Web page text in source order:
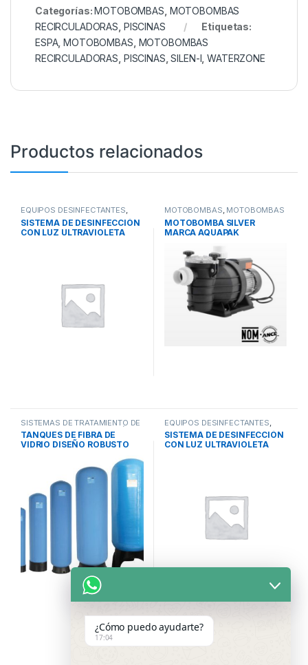
Categorías:MOTOBOMBAS MOTOBOMBAS
RECIRCULADORAS PISCINAS
Etiquetas:
ESPA,MOTOBOMBAS MOTOBOMBAS
RECIRCULADORAS PISCINAS ,SILEN-I ,WATERZONE
Productos relacionados
EQUIPOS DESINFECTANTES,
LAMPARAS DE LUZ
ULTRAVIOLETA,SISTEMAS DE
TRATAMIENTO DE AGUA
SISTEMA DE DESINFECCIÓN
CON LUZ ULTRAVIOLETA
MOTOBOMBAS, MOTOBOMBAS
RECIRCULADORAS , PISCINAS
MOTOBOMBA SILVER
MARCA AQUAPAK
SISTEMAS DE TRATAMIENTO DE
AGUA,TANQUES DE PRESIÓN
TANQUES Y COMPONENTES
TANQUES DE FIBRA DE
VIDRIO DISEÑO ROBUSTO
EQUIPOS DESINFECTANTES
LAMPARAS DE LUZ
ULTRAVIOLETA,SISTEMAS DE
TRATAMIENTO DE AGUA
SISTEMA DE DESINFECCIÓN
CON LUZ ULTRAVIOLETA
¿Cómo puedo ayudarte?
17:04